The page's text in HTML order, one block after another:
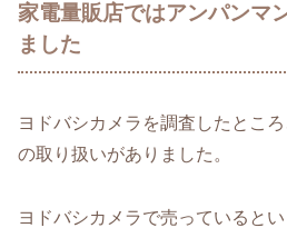
家電量販店ではアンパンマ
ました
ヨドバシカメラを調査したとこ
の取り扱いがありました。
ヨドバシカメラで売っていると